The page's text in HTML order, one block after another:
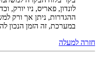
לונדון, פאריס, ניו יורק,
ההגדרות, ניתן אך ורק
במערכת, זה הזמן הנכון
חזרה למעלה